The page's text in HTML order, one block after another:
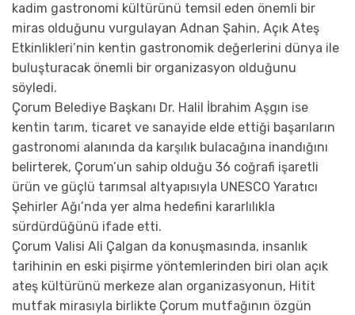
kadim gastronomi kültürünü temsil eden önemli bir
miras olduğunu vurgulayan Adnan Şahin, Açık Ateş
Etkinlikleri’nin kentin gastronomik değerlerini dünya ile
buluşturacak önemli bir organizasyon olduğunu
söyledi.
Çorum Belediye Başkanı Dr. Halil İbrahim Aşgın ise
kentin tarım, ticaret ve sanayide elde ettiği başarıların
gastronomi alanında da karşılık bulacağına inandığını
belirterek, Çorum’un sahip olduğu 36 coğrafi işaretli
ürün ve güçlü tarımsal altyapısıyla UNESCO Yaratıcı
Şehirler Ağı’nda yer alma hedefini kararlılıkla
sürdürdüğünü ifade etti.
Çorum Valisi Ali Çalgan da konuşmasında, insanlık
tarihinin en eski pişirme yöntemlerinden biri olan açık
ateş kültürünü merkeze alan organizasyonun, Hitit
mutfak mirasıyla birlikte Çorum mutfağının özgün